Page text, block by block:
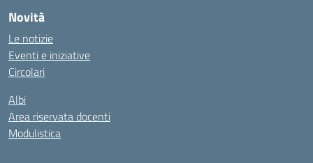
Novità
Le notizie
Eventi e iniziative
Circolari
Albi
Area riservata docenti
Modulistica